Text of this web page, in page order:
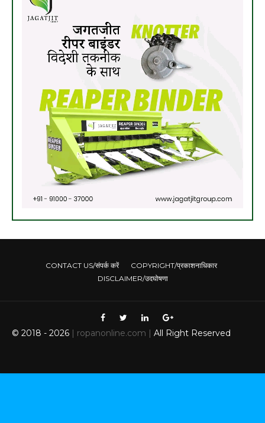
CONTACT US/संपर्क करें
COPYRIGHT/प्रकाशनाधिकार
DISCLAIMER/उदघोषणा
© 2018 - 2026 | ropanonline.com | All Right Reserved